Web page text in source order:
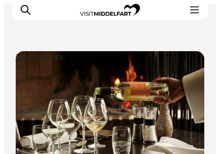
Erlebnisse
Essen und trinken
Unterkünfte
Veranstaltungen
Erlebnis buchen
Restaurants